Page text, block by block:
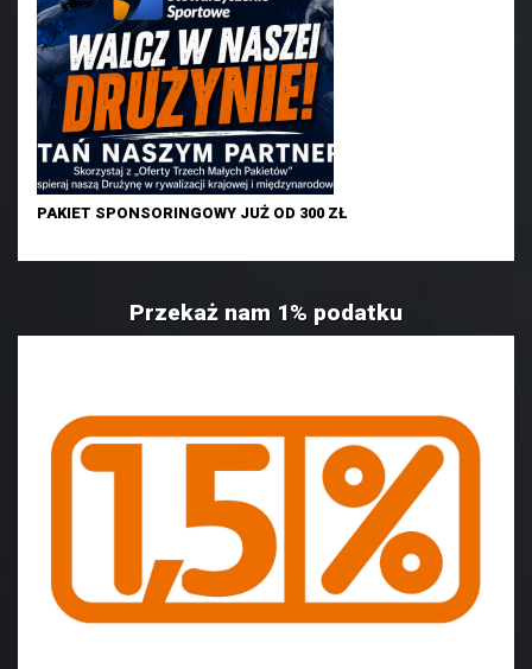
PAKIET SPONSORINGOWY JUŻ OD 300 ZŁ
Przekaż nam 1% podatku